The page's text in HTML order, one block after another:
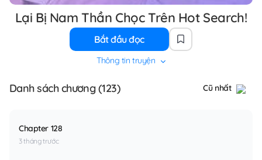
Lại Bị Nam Thần Chọc Trên Hot Search!
Bắt đầu đọc
Thông tin truyện
Danh sách chương (123) Cũ nhất
Chapter 128
3 tháng trước